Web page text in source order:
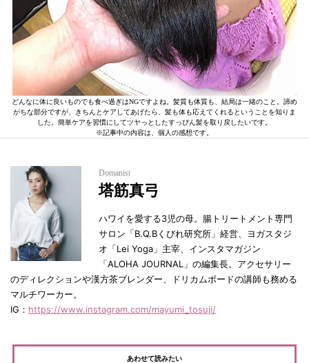
どんなに体に良いものでも食べ過ぎはNGですよね。髪質も体質も、結局は一緒のこと。諦め
がちな部分ですが、きちんとケアしてあげたら、髪も体も応えてくれるということを知りま
した。簡単ケアを習慣にしてツヤっとしたすっぴん髪を取り戻したいです。
※記事中の内容は、個人の感想です。
Domanist
塔筋真弓
ハワイを愛する3児の母。腸トリートメント専門
サロン「B.Q.Bくびれ研究所」経営、ヨガスタジ
オ「Lei Yoga」主宰、インスタマガジン
「ALOHA JOURNAL」の編集長。アクセサリー
のディレクションや漢方茶ブレンダー、ドリカムボードの講師も務める
マルチワーカー。
IG： https://www.instagram.com/mayumi_tosuji/
あわせて読みたい